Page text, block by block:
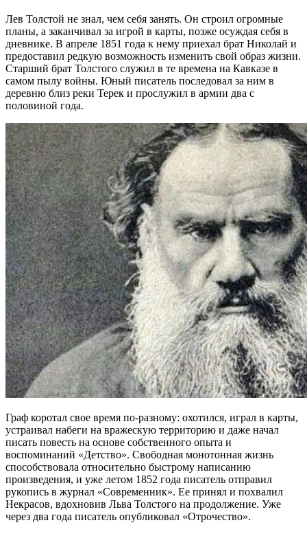
Лев Толстой не знал, чем себя занять. Он строил огромные
планы, а заканчивал за игрой в карты, позже осуждая себя в
дневнике. В апреле 1851 года к нему приехал брат Николай и
предоставил редкую возможность изменить свой образ жизни.
Старший брат Толстого служил в те времена на Кавказе в
самом пылу войны. Юный писатель последовал за ним в
деревню близ реки Терек и прослужил в армии два с
половиной года.
Граф коротал свое время по-разному: охотился, играл в карты,
устраивал набеги на вражескую территорию и даже начал
писать повесть на основе собственного опыта и
воспоминаний «Детство». Свободная монотонная жизнь
способствовала относительно быстрому написанию
произведения, и уже летом 1852 года писатель отправил
рукопись в журнал «Современник». Ее принял и похвалил
Некрасов, вдохновив Льва Толстого на продолжение. Уже
через два года писатель опубликовал «Отрочество».